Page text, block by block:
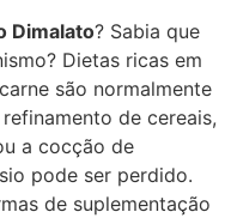
Dimalato? Sabia que
Dietas ricas em
são normalmente
de cereais,
a cocção de
pode ser perdido.
de suplementação